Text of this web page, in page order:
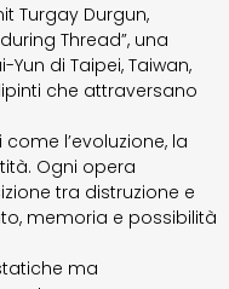
Turgay Durgun,
Thread”, una
di Taipei, Taiwan,
che attraversano
l’evoluzione, la
Ogni opera
tra distruzione e
memoria e possibilità
ma